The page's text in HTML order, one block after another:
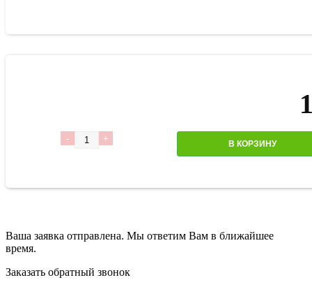
Количество
В КОРЗИНУ
Ваша заявка отправлена. Мы ответим Вам в ближайшее
время.
Заказать обратный звонок